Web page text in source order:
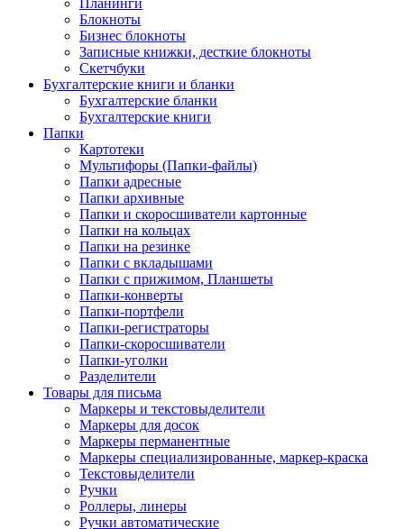
Планинги
Блокноты
Бизнес блокноты
Записные книжки, десткие блокноты
Скетчбуки
Бухгалтерские книги и бланки
Бухгалтерские бланки
Бухгалтерские книги
Папки
Картотеки
Мультифоры (Папки-файлы)
Папки адресные
Папки архивные
Папки и скоросшиватели картонные
Папки на кольцах
Папки на резинке
Папки с вкладышами
Папки с прижимом, Планшеты
Папки-конверты
Папки-портфели
Папки-регистраторы
Папки-скоросшиватели
Папки-уголки
Разделители
Товары для письма
Маркеры и текстовыделители
Маркеры для досок
Маркеры перманентные
Маркеры специализированные, маркер-краска
Текстовыделители
Ручки
Роллеры, линеры
Ручки автоматические